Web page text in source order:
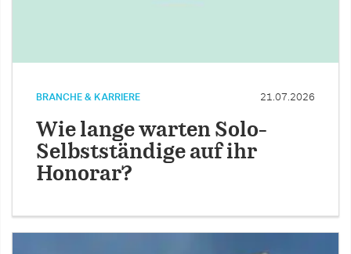
BRANCHE & KARRIERE 21.07.2026
Wie lange warten Solo-
Selbstständige auf ihr
Honorar?